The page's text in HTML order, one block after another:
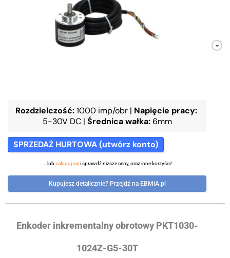
Rozdzielczość: 1000 imp/obr | Napięcie pracy:
5-30V DC | Średnica wałka: 6mm
SPRZEDAŻ HURTOWA (utwórz konto)
...lubzaloguj sięi sprawdź niższe ceny, oraz inne korzyści!
Kupujesz detalicznie? Przejdź na EBMiA.pl
Enkoder inkrementalny obrotowy PKT1030-
1024Z-G5-30T